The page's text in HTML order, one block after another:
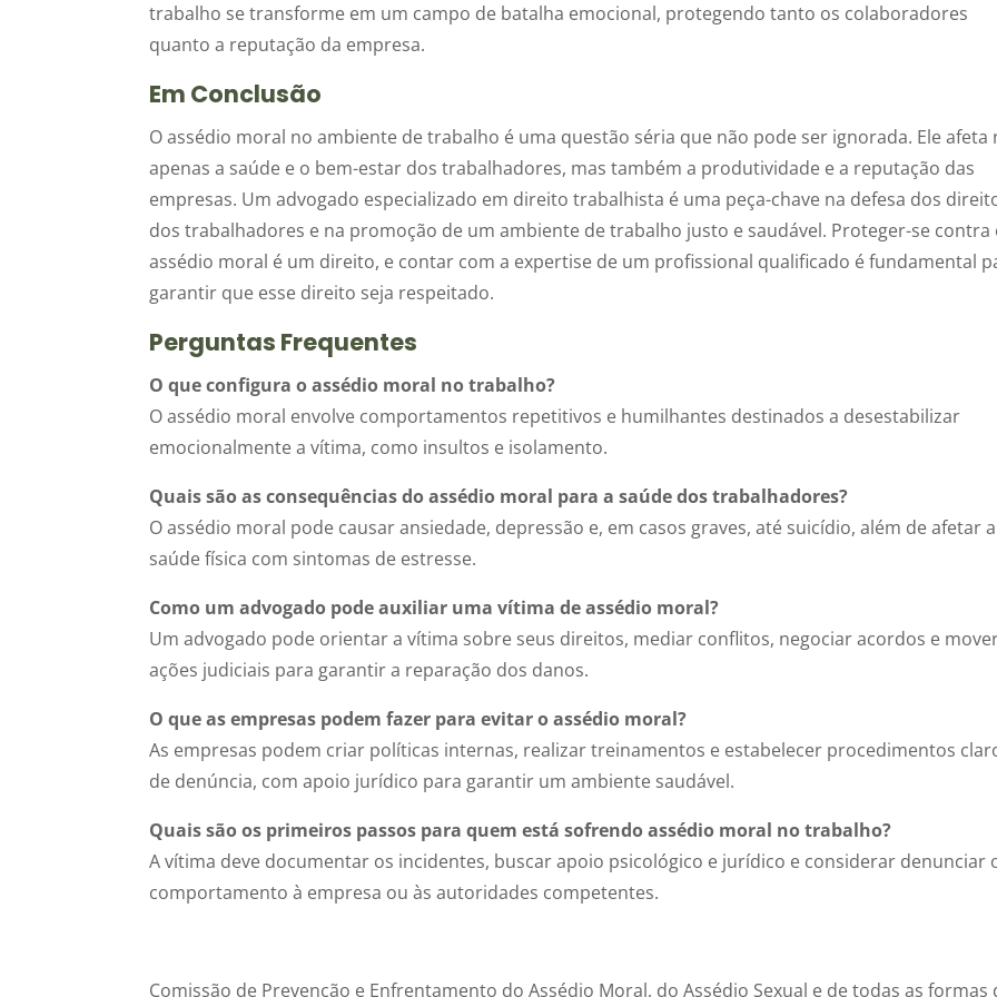
trabalho se transforme em um campo de batalha emocional, protegendo tanto os colaboradores
quanto a reputação da empresa.
Em Conclusão
O assédio moral no ambiente de trabalho é uma questão séria que não pode ser ignorada. Ele afeta
apenas a saúde e o bem-estar dos trabalhadores, mas também a produtividade e a reputação das
empresas. Um advogado especializado em direito trabalhista é uma peça-chave na defesa dos
dos trabalhadores e na promoção de um ambiente de trabalho justo e saudável. Proteger-se contra
assédio moral é um direito, e contar com a expertise de um profissional qualificado é fundamental
garantir que esse direito seja respeitado.
Perguntas Frequentes
O que configura o assédio moral no trabalho?
O assédio moral envolve comportamentos repetitivos e humilhantes destinados a desestabilizar
emocionalmente a vítima, como insultos e isolamento.
Quais são as consequências do assédio moral para a saúde dos trabalhadores?
O assédio moral pode causar ansiedade, depressão e, em casos graves, até suicídio, além de afetar a
saúde física com sintomas de estresse.
Como um advogado pode auxiliar uma vítima de assédio moral?
Um advogado pode orientar a vítima sobre seus direitos, mediar conflitos, negociar acordos e
ações judiciais para garantir a reparação dos danos.
O que as empresas podem fazer para evitar o assédio moral?
As empresas podem criar políticas internas, realizar treinamentos e estabelecer procedimentos
de denúncia, com apoio jurídico para garantir um ambiente saudável.
Quais são os primeiros passos para quem está sofrendo assédio moral no trabalho?
A vítima deve documentar os incidentes, buscar apoio psicológico e jurídico e considerar denunciar
comportamento à empresa ou às autoridades competentes.
Comissão de Prevenção e Enfrentamento do Assédio Moral, do Assédio Sexual e de todas as formas